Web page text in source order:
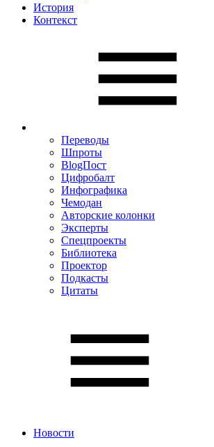
История
Контекст
Переводы
Шпроты
BlogПост
Цифробалт
Инфографика
Чемодан
Авторские колонки
Эксперты
Спецпроекты
Библиотека
Проектор
Подкасты
Цитаты
Новости